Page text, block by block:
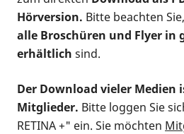
Hörversion. Bitte beachten
alle Broschüren und Flyer in
erhältlich sind.
Der Download vieler Medien
Mitglieder. Bitte loggen Sie
RETINA +" ein. Sie möchten